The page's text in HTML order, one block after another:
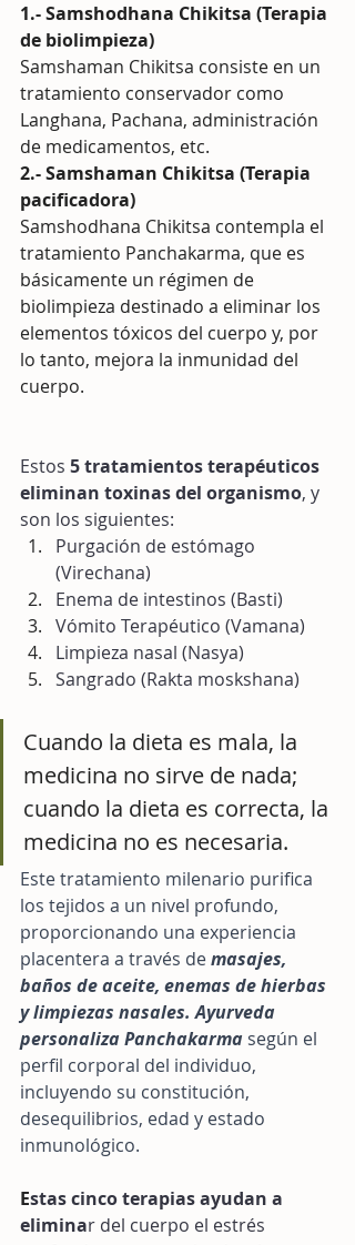
1.- Samshodhana Chikitsa (Terapia
de biolimpieza)
Samshaman Chikitsa consiste en un
tratamiento conservador como
Langhana, Pachana, administración
de medicamentos, etc.
2.- Samshaman Chikitsa (Terapia
pacificadora)
Samshodhana Chikitsa contempla el
tratamiento Panchakarma, que es
básicamente un régimen de
biolimpieza destinado a eliminar los
elementos tóxicos del cuerpo y, por
lo tanto, mejora la inmunidad del
cuerpo.
Estos 5 tratamientos terapéuticos
eliminan toxinas del organismo, y
son los siguientes:
Purgación de estómago
(Virechana)
Enema de intestinos (Basti)
Vómito Terapéutico (Vamana)
Limpieza nasal (Nasya)
Sangrado (Rakta moskshana)
Cuando la dieta es mala, la
medicina no sirve de nada;
cuando la dieta es correcta, la
medicina no es necesaria.
Este tratamiento milenario purifica
los tejidos a un nivel profundo,
proporcionando una experiencia
placentera a través de masajes,
baños de aceite, enemas de hierbas
y limpiezas nasales. Ayurveda
personaliza Panchakarma según el
perfil corporal del individuo,
incluyendo su constitución,
desequilibrios, edad y estado
inmunológico.
Estas cinco terapias ayudan a
eliminar del cuerpo el estrés